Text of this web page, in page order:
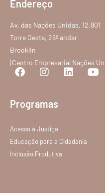
Endereço
Av. das Nações Unidas, 12.901
Torre Oeste, 25º andar
Brooklin
(Centro Empresarial Nações
Programas
Acesso à Justiça
Educação para a Cidadania
Inclusão Produtiva